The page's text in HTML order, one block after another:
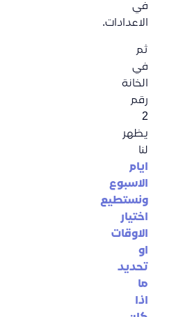
في
الاعدادات.
ثم
في
الخانة
رقم
يظهر
لنا
ايام
الاسبوع
ونستطيع
اختيار
الاوقات
تحديد
ما
اذا